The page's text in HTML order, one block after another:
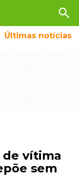
search
Últimas notícias
de vítima
sem